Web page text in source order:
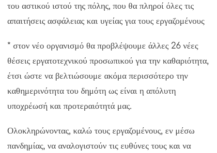
του αστικού ιστού της πόλης, που θα πληροί όλες τις
απαιτήσεις ασφάλειας και υγείας για τους εργαζομένους
* στον νέο οργανισμό θα προβλέψουμε άλλες 26 νέες
θέσεις εργατοτεχνικού προσωπικού για την καθαριότητα,
έτσι ώστε να βελτιώσουμε ακόμα περισσότερο την
καθημερινότητα του δημότη ως είναι η απόλυτη
υποχρέωσή και προτεραιότητά μας.
Ολοκληρώνοντας, καλώ τους εργαζομένους, εν μέσω
πανδημίας, να αναλογιστούν τις ευθύνες τους και να